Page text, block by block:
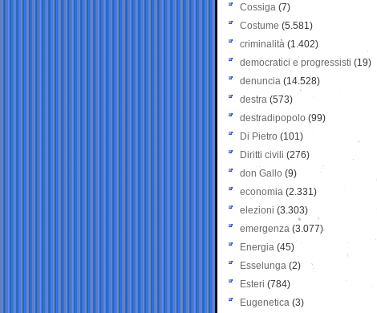
Cossiga (7)
Costume (5.581)
criminalità (1.402)
democratici e progressisti (19)
denuncia (14.528)
destra (573)
destradipopolo (99)
Di Pietro (101)
Diritti civili (276)
don Gallo (9)
economia (2.331)
elezioni (3.303)
emergenza (3.077)
Energia (45)
Esselunga (2)
Esteri (784)
Eugenetica (3)